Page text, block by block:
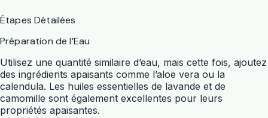
Étapes Détailées
Préparation de l’Eau
Utilisez une quantité similaire d’eau, mais cette fois, ajoutez
des ingrédients apaisants comme l’aloe vera ou la
calendula. Les huiles essentielles de lavande et de
camomille sont également excellentes pour leurs
propriétés apaisantes.